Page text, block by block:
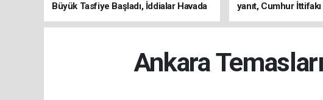
Büyük Tasfiye Başladı, İddialar Havada
Uçuşuyor
yanıt, Cumhur
ediyoruz
Ankara